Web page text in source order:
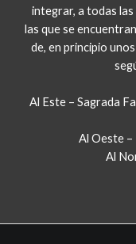
integrar, a todas
las que se
de, en principio
Al Este – Sagrada
Al Oeste –
Al